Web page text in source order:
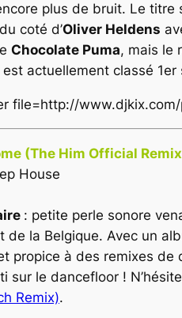
plus de bruit. Le titre
coté d’Oliver Heldens
Chocolate Puma, mais le
est actuellement classé
file=http://www.djkix.com/
(The Him Official
House
: petite perle sonore
de la Belgique. Avec un
propice à des remixes de
sur le dancefloor !
Remix).